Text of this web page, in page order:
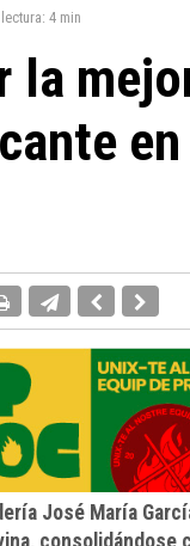
4 min
la
José María